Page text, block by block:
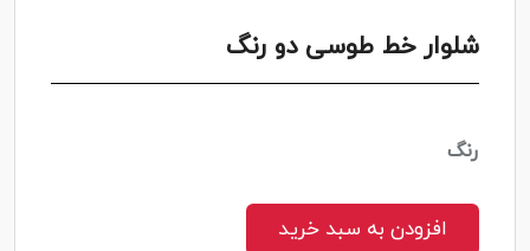
شلوار خط طوسی دو رنگ
رنگ
افزودن به سبد خرید